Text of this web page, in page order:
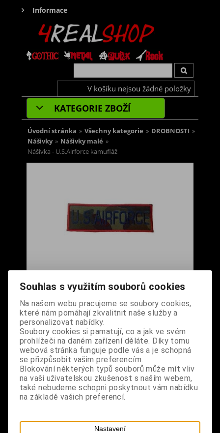
Informace
V košíku nejsou žádné položky
KATEGORIE ZBOŽÍ
Úvodní stránka » Všechny kategorie » DROBNOSTI »
Nášivky » Nášivky malé »
Nášivka - U.S.Airforce kamufláž
Cena s DPH:160 Kč
Dodání dny:skladem
ks
Koupit
Tabulky velikostí: zde
Výrobce:import DE
Katalogové číslo:DOMBNASBPUS6866
Záruka (měsíců): 24
Dotaz na výrobek
materiál: 100% polyester
Souhlas s využitím souborů cookies
Na našem webu pracujeme se soubory cookies,
které nám pomáhají zkvalitnit naše služby a
personalizovat nabídky.
Soubory cookies si pamatují, co a jak ve svém
prohlížeči na daném zařízení děláte. Díky tomu
webová stránka funguje podle vás a je schopná
se přizpůsobit vašim preferencím.
Blokování některých typů souborů může mít vliv
na vaši uživatelskou zkušenost s naším webem,
také nebudeme schopni poskytnout vám nabídku
na základě vašich preferencí.
Nastavení